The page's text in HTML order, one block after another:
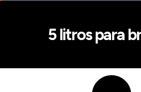
5 litros para